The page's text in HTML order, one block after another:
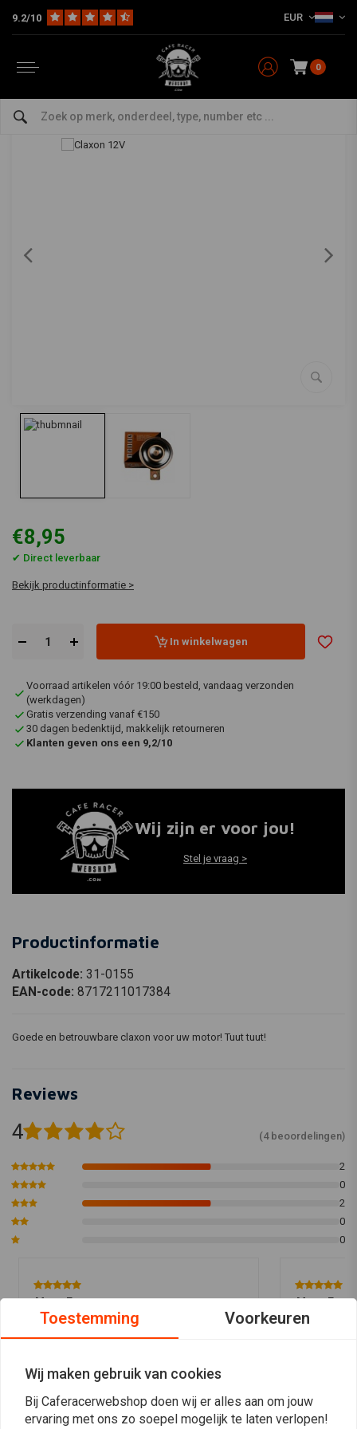
9.2/10 EUR
0
The Workshop
€8,95
✔ Direct leverbaar
Bekijk productinformatie >
In winkelwagen
Voorraad artikelen vóór 19:00 besteld, vandaag verzonden
(werkdagen)
Gratis verzending vanaf €150
30 dagen bedenktijd, makkelijk retourneren
Klanten geven ons een 9,2/10
Wij zijn er voor jou!
Stel je vraag >
Productinformatie
Artikelcode: 31-0155
EAN-code: 8717211017384
Goede en betrouwbare claxon voor uw motor! Tuut tuut!
Reviews
4 (4 beoordelingen)
2
0
2
0
0
Marc F.
Koper heeft geen omschrijving
achtergelaten.
Marc F.
Koper heeft
Toestemming Voorkeuren
Wij maken gebruik van cookies
Bij Caferacerwebshop doen wij er alles aan om jouw
ervaring met ons zo soepel mogelijk te laten verlopen!